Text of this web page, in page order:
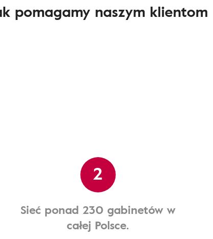
pomagamy naszym klientom
2
Sieć ponad 230 gabinetów w
całej Polsce.